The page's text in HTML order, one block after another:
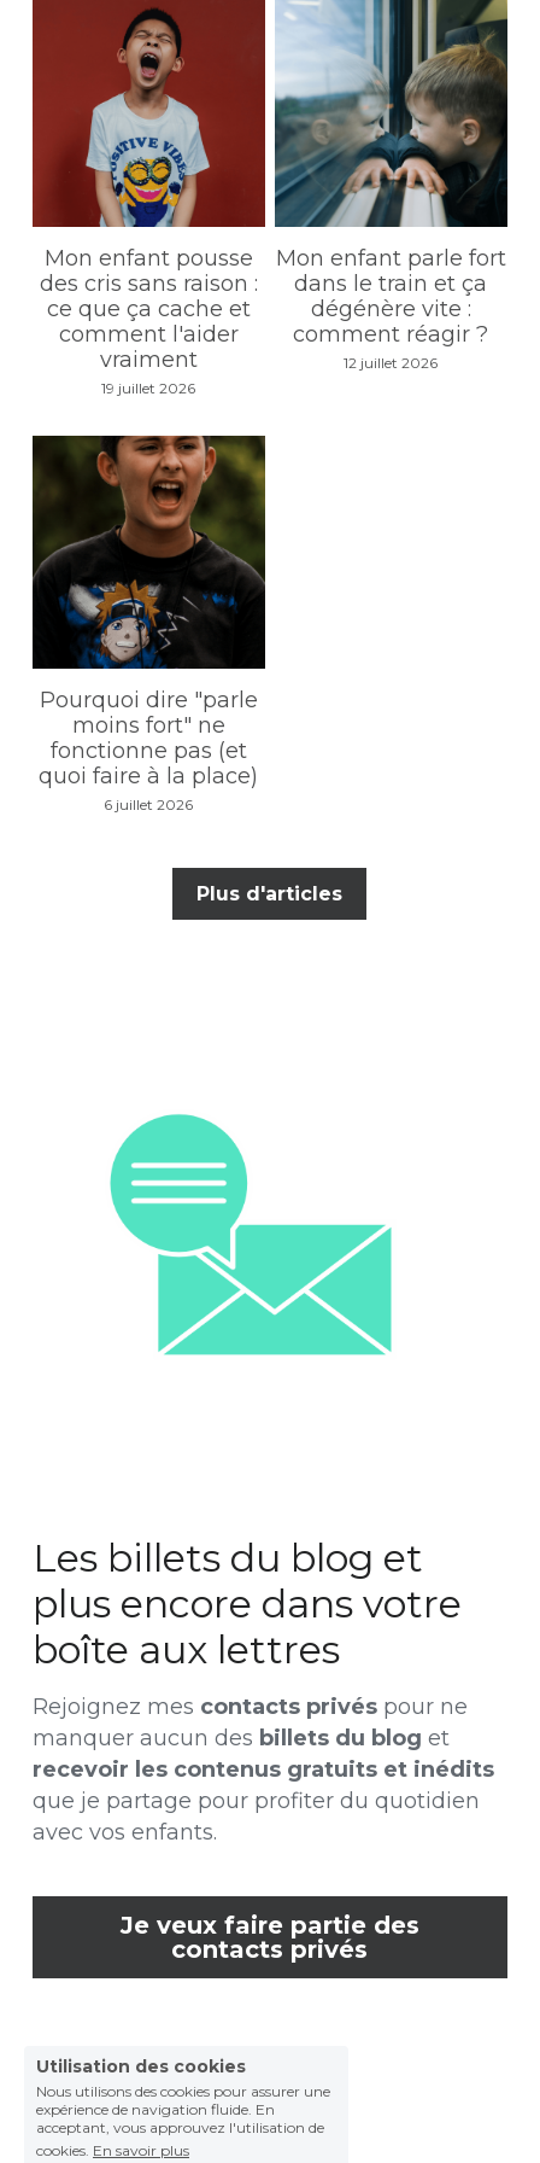
Rechercher
Mon enfant pousse
des cris sans raison :
ce que ça cache et
comment l'aider
vraiment
19 juillet 2026
Pourquoi dire "parle
moins fort" ne
fonctionne pas (et
quoi faire à la place)
6 juillet 2026
Mon enfant parle fort
dans le train et ça
dégénère vite :
comment réagir ?
12 juillet 2026
Plus d'articles
Les billets du blog et
plus encore dans votre
boîte aux lettres
Rejoignez mes contacts privés pour ne
manquer aucun des billets du blog
et
recevoir les contenus gratuits et inédits
que je partage pour profiter du quotidien
avec vos enfants.
Je veux faire partie des
contacts privés
© Paizi 2025
Utilisation des cookies
Nous utilisons des cookies pour assurer une
expérience de navigation fluide. En
acceptant, vous approuvez l'utilisation de
cookies. En savoir plus